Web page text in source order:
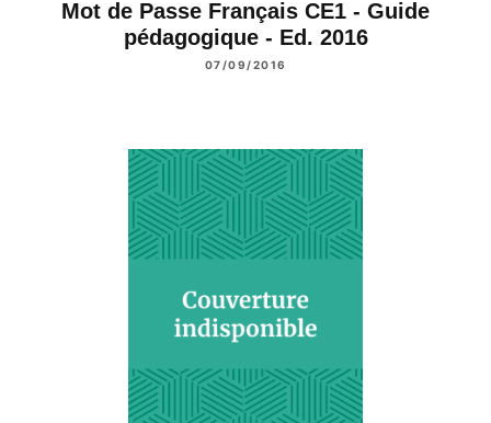
Mot de Passe Français CE1 - Guide
pédagogique - Ed. 2016
07/09/2016